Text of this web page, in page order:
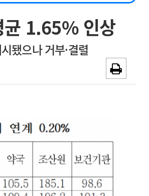
~2026-08-15
~2026-08-31
채용시까지
1.65% 인상
됐으나 거부·결렬